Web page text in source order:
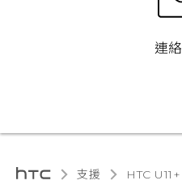
連
支援 HTC U11+‎